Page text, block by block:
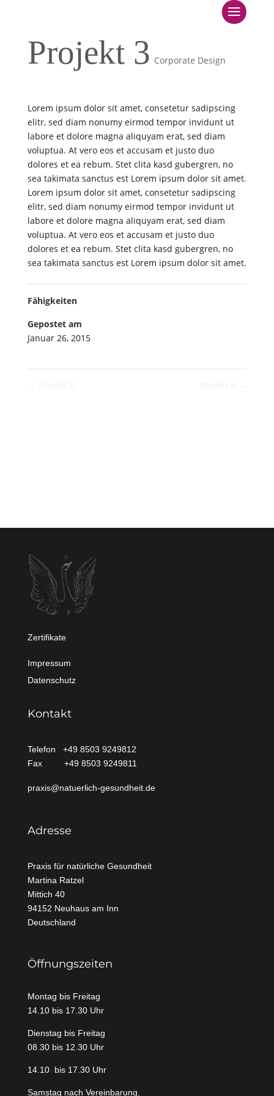
Über mich
Leistungsangebot
Kurse
Kontakt
Projekt 3 Corporate Design
Lorem ipsum dolor sit amet, consetetur sadipscing
elitr, sed diam nonumy eirmod tempor invidunt ut
labore et dolore magna aliquyam erat, sed diam
voluptua. At vero eos et accusam et justo duo
dolores et ea rebum. Stet clita kasd gubergren, no
sea takimata sanctus est Lorem ipsum dolor sit amet.
Lorem ipsum dolor sit amet, consetetur sadipscing
elitr, sed diam nonumy eirmod tempor invidunt ut
labore et dolore magna aliquyam erat, sed diam
voluptua. At vero eos et accusam et justo duo
dolores et ea rebum. Stet clita kasd gubergren, no
sea takimata sanctus est Lorem ipsum dolor sit amet.
Fähigkeiten
Gepostet am
Januar 26, 2015
← Projekt 2 Projekt 4 →
Zertifikate
Impressum
Datenschutz
Kontakt
Telefon +49 8503 9249812
Fax +49 8503 9249811
praxis@natuerlich-gesundheit.de
Adresse
Praxis für natürliche Gesundheit
Martina Ratzel
Mittich 40
94152 Neuhaus am Inn
Deutschland
Öffnungszeiten
Montag bis Freitag
14.10 bis 17.30 Uhr
Dienstag bis Freitag
08.30 bis 12.30 Uhr
14.10 bis 17.30 Uhr
Samstag nach Vereinbarung.